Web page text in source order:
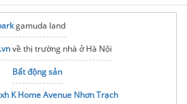
gamuda land
về thị trường nhà ở Hà Nội
Bất động sản
K Home Avenue Nhơn Trạch